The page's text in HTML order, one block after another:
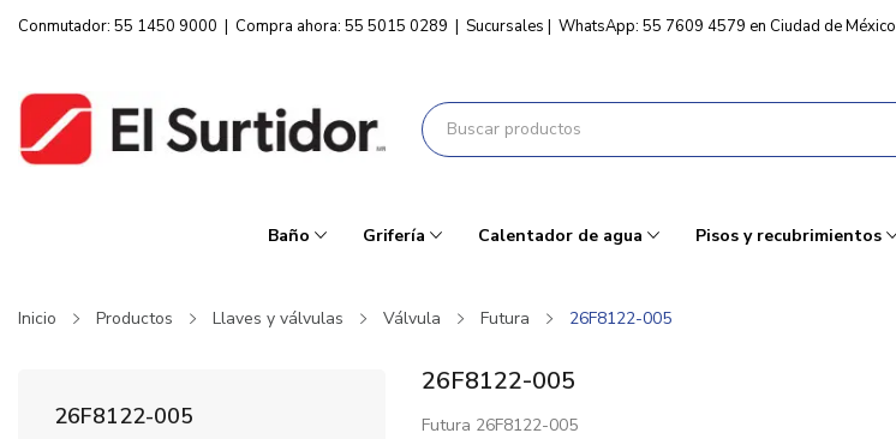
Conmutador: 55 1450 9000 | Compra ahora: 55 5015 0289 | Sucursales | WhatsApp: 55 7609 4579 en Ciudad de México
Baño Grifería Calentador de agua Pisos y recubrimientos
Inicio Productos Llaves y válvulas Válvula Futura 26F8122-005
26F8122-005
26F8122-005
Futura 26F8122-005